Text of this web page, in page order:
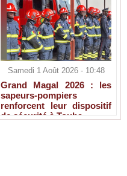
Samedi 1 Août 2026 - 10:48
Grand Magal 2026 : les
sapeurs-pompiers
renforcent leur dispositif
de sécurité à Touba